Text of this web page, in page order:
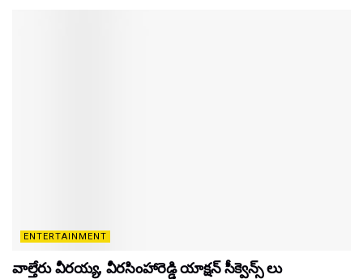
ENTERTAINMENT
వాల్తేరు వీరయ్య, వీరసింహారెడ్డి యాక్షన్ సీక్వెన్స్ లు